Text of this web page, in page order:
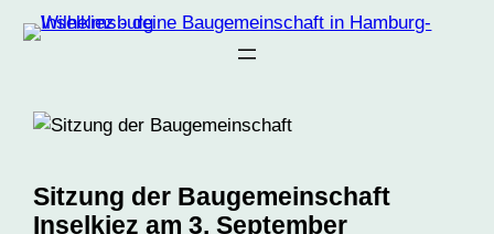
Zum
Sitzung der Baugemeinschaft
Inselkiez am 3. September